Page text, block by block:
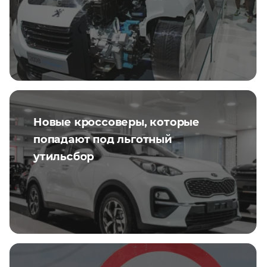
Новые кроссоверы, которые
попадают под льготный
утильсбор